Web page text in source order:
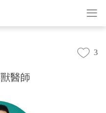
獸醫師
3